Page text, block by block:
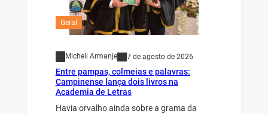
Geral
Micheli Armanje 7 de agosto de 2026
Entre pampas, colmeias e palavras:
Campinense lança dois livros na
Academia de Letras
Havia orvalho ainda sobre a grama da